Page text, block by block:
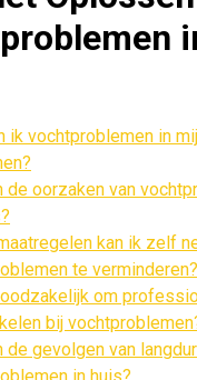
ik vochtproblemen in
de oorzaken van
kan ik zelf
te verminderen?
om
bij
de gevolgen van